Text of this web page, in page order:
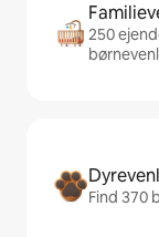
250
Find 370